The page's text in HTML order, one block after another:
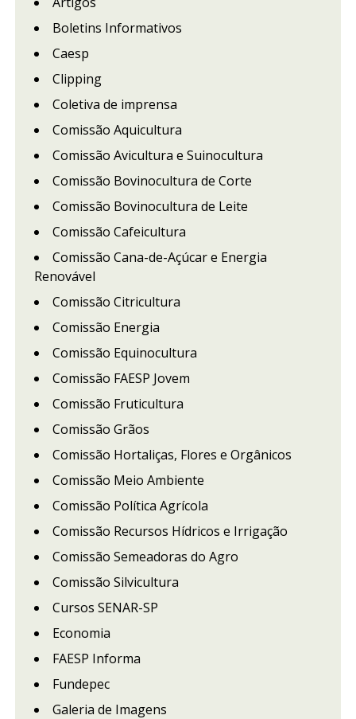
Boletins Informativos
Caesp
Clipping
Coletiva de imprensa
Comissão Aquicultura
Comissão Avicultura e Suinocultura
Comissão Bovinocultura de Corte
Comissão Bovinocultura de Leite
Comissão Cafeicultura
Comissão Cana-de-Açúcar e Energia
Renovável
Comissão Citricultura
Comissão Energia
Comissão Equinocultura
Comissão FAESP Jovem
Comissão Fruticultura
Comissão Grãos
Comissão Hortaliças, Flores e Orgânicos
Comissão Meio Ambiente
Comissão Política Agrícola
Comissão Recursos Hídricos e Irrigação
Comissão Semeadoras do Agro
Comissão Silvicultura
Cursos SENAR-SP
Economia
FAESP Informa
Fundepec
Galeria de Imagens